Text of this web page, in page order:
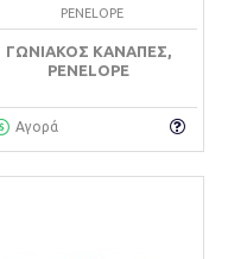
PENELOPE
ΓΩΝΙΑΚΌΣ ΚΑΝΑΠΈΣ,
PENELOPE
Αγορά